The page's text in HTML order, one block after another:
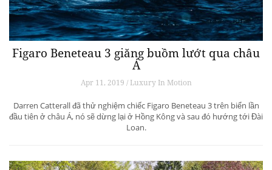
Figaro Beneteau 3 giăng buồm lướt qua châu
Á
Apr 11, 2019 / Luxury In Motion
Darren Catterall đã thử nghiệm chiếc Figaro Beneteau 3 trên biển lần
đầu tiên ở châu Á, nó sẽ dừng lại ở Hồng Kông và sau đó hướng tới Đài
Loan.